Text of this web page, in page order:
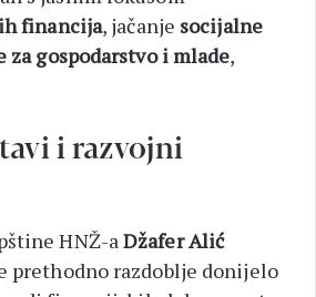
financija, jačanje socijalne
za gospodarstvo i mlade,
i razvojni
HNŽ-a Džafer Alić
prethodno razdoblje donijelo